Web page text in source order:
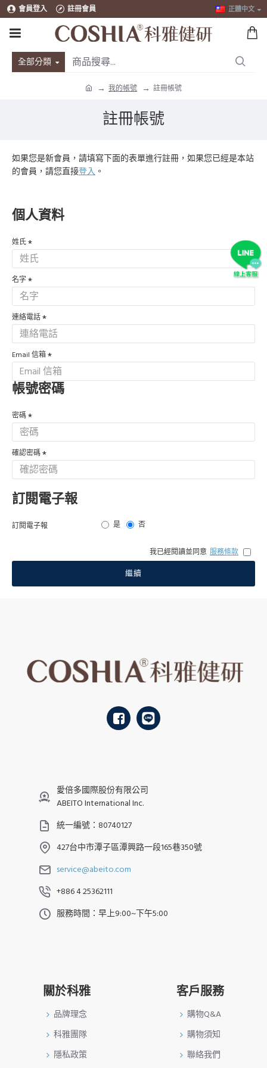
會員登入 註冊會員 正體中文
全部分類
我的帳號 註冊帳號
註冊帳號
如果您是新會員，請填寫下面的表單進行註冊，如果您已經是本站
的會員，請您直接登入 。
個人資料
名字
姓氏
Email 信箱
連絡電話
帳號密碼
密碼
確認密碼
訂閱電子報
訂閱電子報 是 否
我已經閱讀並同意 服務條款
繼續
愛倍多國際股份有限公司
ABEITO International Inc.
統一編號：80740127
427台中市潭子區潭興路一段165巷350號
service@abeito.com
+886 4 25362111
服務時間：早上9:00~下午5:00
關於科雅
品牌理念
科雅團隊
隱私政策
客戶服務
購物Q&A
購物須知
聯絡我們